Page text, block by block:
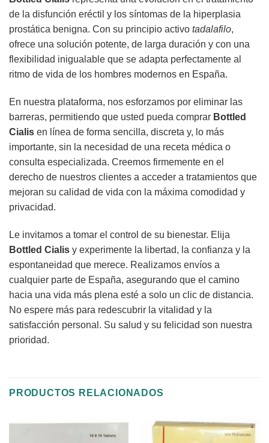
de la disfunción eréctil y los síntomas de la hiperplasia
prostática benigna. Con su principio activo tadalafilo,
ofrece una solución potente, de larga duración y con una
flexibilidad inigualable que se adapta perfectamente al
ritmo de vida de los hombres modernos en España.
En nuestra plataforma, nos esforzamos por eliminar las
barreras, permitiendo que usted pueda comprar Bottled
Cialis en línea de forma sencilla, discreta y, lo más
importante, sin la necesidad de una receta médica o
consulta especializada. Creemos firmemente en el
derecho de nuestros clientes a acceder a tratamientos que
mejoran su calidad de vida con la máxima comodidad y
privacidad.
Le invitamos a tomar el control de su bienestar. Elija
Bottled Cialis y experimente la libertad, la confianza y la
espontaneidad que merece. Realizamos envíos a
cualquier parte de España, asegurando que el camino
hacia una vida más plena esté a solo un clic de distancia.
No espere más para redescubrir la vitalidad y la
satisfacción personal. Su salud y su felicidad son nuestra
prioridad.
PRODUCTOS RELACIONADOS